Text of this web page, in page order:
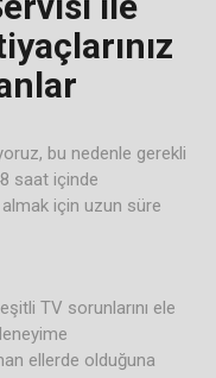
bu nedenle gerekli
saat içinde
için uzun süre
TV sorunlarını ele
ellerde olduğuna